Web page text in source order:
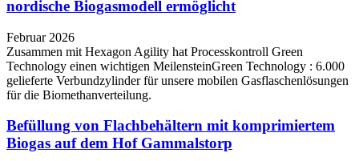
nordische Biogasmodell ermöglicht
Februar 2026
Zusammen mit Hexagon Agility hat Processkontroll Green
Technology einen wichtigen MeilensteinGreen Technology : 6.000
gelieferte Verbundzylinder für unsere mobilen Gasflaschenlösungen
für die Biomethanverteilung.
Befüllung von Flachbehältern mit komprimiertem
Biogas auf dem Hof Gammalstorp